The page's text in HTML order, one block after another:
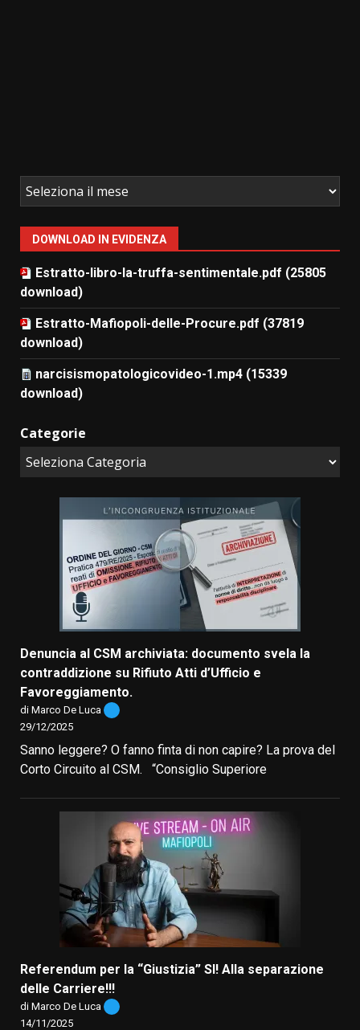
DOWNLOAD IN EVIDENZA
Estratto-libro-la-truffa-sentimentale.pdf (25805
download)
Estratto-Mafiopoli-delle-Procure.pdf (37819
download)
narcisismopatologicovideo-1.mp4 (15339
download)
Categorie
Denuncia al CSM archiviata: documento svela la
contraddizione su Rifiuto Atti d’Ufficio e
Favoreggiamento.
di Marco De Luca
29/12/2025
Sanno leggere? O fanno finta di non capire? La prova del
Corto Circuito al CSM. “Consiglio Superiore
Referendum per la “Giustizia” SI! Alla separazione
delle Carriere!!!
di Marco De Luca
14/11/2025